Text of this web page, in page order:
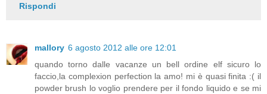
Rispondi
mallory 6 agosto 2012 alle ore 12:01
quando torno dalle vacanze un bell ordine elf sicuro lo
faccio,la complexion perfection la amo! mi è quasi finita :( il
powder brush lo voglio prendere per il fondo liquido e se mi